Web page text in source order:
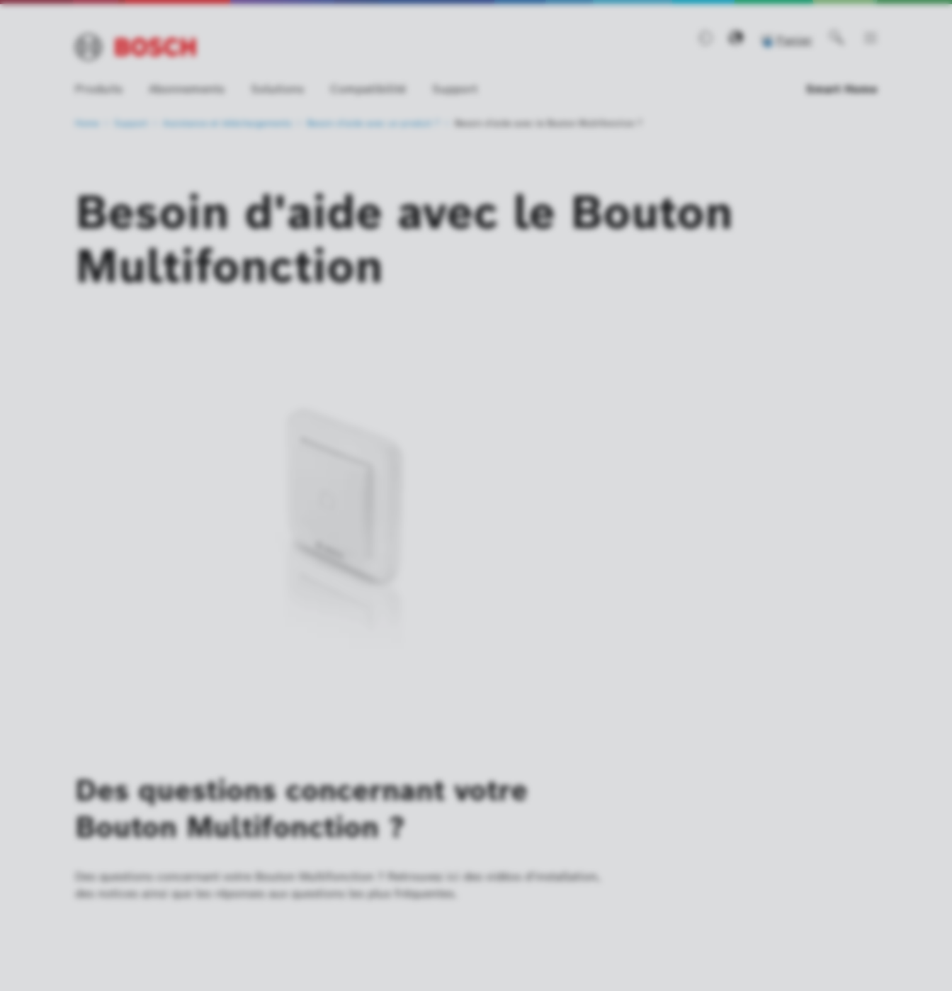
Produits Abonnements Solutions Compatibilité Support
Panier
Support téléchargements
Smart Home
Besoin d'aide avec le Bouton
Multifonction
Des questions concernant votre
Bouton Multifonction ?
Des questions concernant votre Bouton Multifonction ? Retrouvez ici des vidéos d'installation,
des notices ainsi que les réponses aux questions les plus fréquentes.